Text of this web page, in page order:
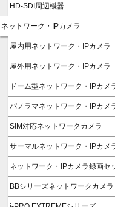
HD-SDI周辺機器
ネットワーク・IPカメラ
屋内用ネットワーク・IPカメラ
屋外用ネットワーク・IPカメラ
ドーム型ネットワーク・IPカメ
パノラマネットワーク・IPカメ
SIM対応ネットワークカメラ
サーマルネットワーク・IPカメ
ネットワーク・IPカメラ録画セ
BBシリーズネットワークカメラ